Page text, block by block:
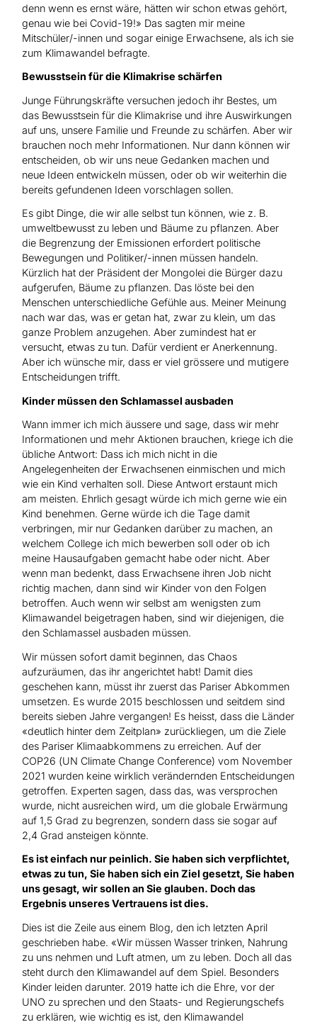
denn wenn es ernst wäre, hätten wir schon etwas gehört,
genau wie bei Covid-19!» Das sagten mir meine
Mitschüler/-innen und sogar einige Erwachsene, als ich sie
zum Klimawandel befragte.
Bewusstsein für die Klimakrise schärfen
Junge Führungskräfte versuchen jedoch ihr Bestes, um
das Bewusstsein für die Klimakrise und ihre Auswirkungen
auf uns, unsere Familie und Freunde zu schärfen. Aber wir
brauchen noch mehr Informationen. Nur dann können wir
entscheiden, ob wir uns neue Gedanken machen und
neue Ideen entwickeln müssen, oder ob wir weiterhin die
bereits gefundenen Ideen vorschlagen sollen.
Es gibt Dinge, die wir alle selbst tun können, wie z. B.
umweltbewusst zu leben und Bäume zu pflanzen. Aber
die Begrenzung der Emissionen erfordert politische
Bewegungen und Politiker/-innen müssen handeln.
Kürzlich hat der Präsident der Mongolei die Bürger dazu
aufgerufen, Bäume zu pflanzen. Das löste bei den
Menschen unterschiedliche Gefühle aus. Meiner Meinung
nach war das, was er getan hat, zwar zu klein, um das
ganze Problem anzugehen. Aber zumindest hat er
versucht, etwas zu tun. Dafür verdient er Anerkennung.
Aber ich wünsche mir, dass er viel grössere und mutigere
Entscheidungen trifft.
Kinder müssen den Schlamassel ausbaden
Wann immer ich mich äussere und sage, dass wir mehr
Informationen und mehr Aktionen brauchen, kriege ich die
übliche Antwort: Dass ich mich nicht in die
Angelegenheiten der Erwachsenen einmischen und mich
wie ein Kind verhalten soll. Diese Antwort erstaunt mich
am meisten. Ehrlich gesagt würde ich mich gerne wie ein
Kind benehmen. Gerne würde ich die Tage damit
verbringen, mir nur Gedanken darüber zu machen, an
welchem College ich mich bewerben soll oder ob ich
meine Hausaufgaben gemacht habe oder nicht. Aber
wenn man bedenkt, dass Erwachsene ihren Job nicht
richtig machen, dann sind wir Kinder von den Folgen
betroffen. Auch wenn wir selbst am wenigsten zum
Klimawandel beigetragen haben, sind wir diejenigen, die
den Schlamassel ausbaden müssen.
Wir müssen sofort damit beginnen, das Chaos
aufzuräumen, das ihr angerichtet habt! Damit dies
geschehen kann, müsst ihr zuerst das Pariser Abkommen
umsetzen. Es wurde 2015 beschlossen und seitdem sind
bereits sieben Jahre vergangen! Es heisst, dass die Länder
«deutlich hinter dem Zeitplan» zurückliegen, um die Ziele
des Pariser Klimaabkommens zu erreichen. Auf der
COP26 (UN Climate Change Conference) vom November
2021 wurden keine wirklich verändernden Entscheidungen
getroffen. Experten sagen, dass das, was versprochen
wurde, nicht ausreichen wird, um die globale Erwärmung
auf 1,5 Grad zu begrenzen, sondern dass sie sogar auf
2,4 Grad ansteigen könnte.
Es ist einfach nur peinlich. Sie haben sich verpflichtet,
etwas zu tun, Sie haben sich ein Ziel gesetzt, Sie haben
uns gesagt, wir sollen an Sie glauben. Doch das
Ergebnis unseres Vertrauens ist dies.
Dies ist die Zeile aus einem Blog, den ich letzten April
geschrieben habe. «Wir müssen Wasser trinken, Nahrung
zu uns nehmen und Luft atmen, um zu leben. Doch all das
steht durch den Klimawandel auf dem Spiel. Besonders
Kinder leiden darunter. 2019 hatte ich die Ehre, vor der
UNO zu sprechen und den Staats- und Regierungschefs
zu erklären, wie wichtig es ist, den Klimawandel